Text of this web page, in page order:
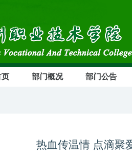
页 部门概况 部门公告
热血传温情 点滴聚